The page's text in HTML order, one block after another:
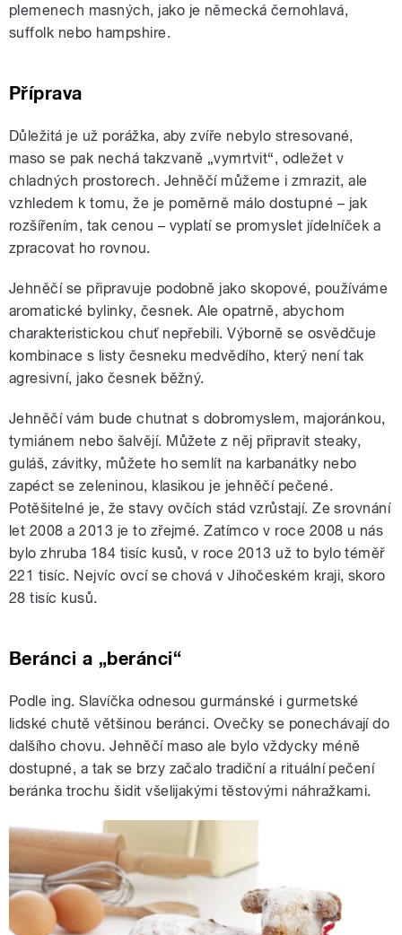
plemenech masných, jako je německá černohlavá,
suffolk nebo hampshire.
Příprava
Důležitá je už porážka, aby zvíře nebylo stresované,
maso se pak nechá takzvaně „vymrtvit“, odležet v
chladných prostorech. Jehněčí můžeme i zmrazit, ale
vzhledem k tomu, že je poměrně málo dostupné – jak
rozšířením, tak cenou – vyplatí se promyslet jídelníček a
zpracovat ho rovnou.
Jehněčí se připravuje podobně jako skopové, používáme
aromatické bylinky, česnek. Ale opatrně, abychom
charakteristickou chuť nepřebili. Výborně se osvědčuje
kombinace s listy česneku medvědího, který není tak
agresivní, jako česnek běžný.
Jehněčí vám bude chutnat s dobromyslem, majoránkou,
tymiánem nebo šalvějí. Můžete z něj připravit steaky,
guláš, závitky, můžete ho semlít na karbanátky nebo
zapéct se zeleninou, klasikou je jehněčí pečené.
Potěšitelné je, že stavy ovčích stád vzrůstají. Ze srovnání
let 2008 a 2013 je to zřejmé. Zatímco v roce 2008 u nás
bylo zhruba 184 tisíc kusů, v roce 2013 už to bylo téměř
221 tisíc. Nejvíc ovcí se chová v Jihočeském kraji, skoro
28 tisíc kusů.
Beránci a „beránci“
Podle ing. Slavíčka odnesou gurmánské i gurmetské
lidské chutě většinou beránci. Ovečky se ponechávají do
dalšího chovu. Jehněčí maso ale bylo vždycky méně
dostupné, a tak se brzy začalo tradiční a rituální pečení
beránka trochu šidit všelijakými těstovými náhražkami.